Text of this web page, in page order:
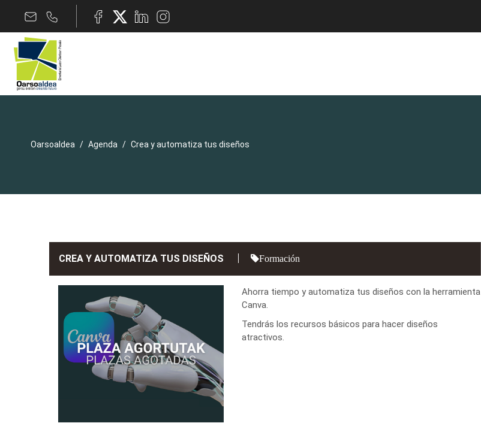
Oarsoaldea Agenda Crea y automatiza tus diseños
CREA Y AUTOMATIZA TUS DISEÑOS Formación
Ahorra tiempo y automatiza tus diseños con la herramienta
Canva.
Tendrás los recursos básicos para hacer diseños
atractivos.